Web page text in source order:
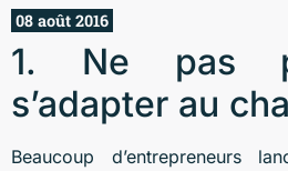
08 août 2016
1. Ne pas
s’adapter au
Beaucoup d’entrepreneurs